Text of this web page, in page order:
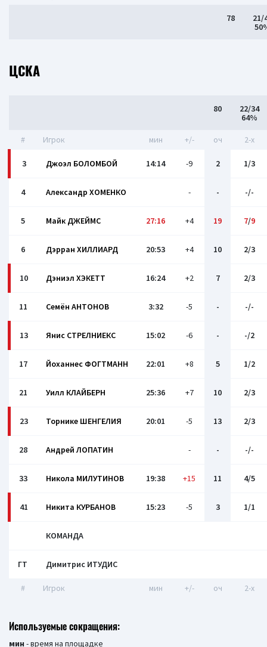
78
21/
ЦСКА
80
22/34
64%
# Игрок мин +/- оч 2-x
3 Джоэл БОЛОМБОЙ 14:14 -9 2 1/3
4 Александр ХОМЕНКО - - -/-
5 Майк ДЖЕЙМС 27:16 +4 19 7/9
6 Дэрран ХИЛЛИАРД 20:53 +4 10 2/3
10 Дэниэл ХЭКЕТТ 16:24 +2 7 2/3
11 Семён АНТОНОВ 3:32 -5 - -/-
13 Янис СТРЕЛНИЕКС 15:02 -6 - -/2
17 Йоханнес ФОГТМАНН 22:01 +8 5 1/2
21 Уилл КЛАЙБЕРН 25:36 +7 10 2/3
23 Торнике ШЕНГЕЛИЯ 20:01 -5 13 2/3
28 Андрей ЛОПАТИН - - -/-
33 Никола МИЛУТИНОВ 19:38 +15 11 4/5
41 Никита КУРБАНОВ 15:23 -5 3 1/1
КОМАНДА
ГТ Димитрис ИТУДИС
# Игрок мин +/- оч 2-x
Используемые сокращения:
мин - время на площадке